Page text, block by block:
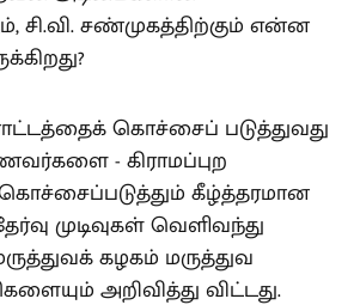
சி.வி. சண்முகத்திற்கும் என்ன
கொச்சைப் படுத்துவது
- கிராமப்புற
கீழ்த்தரமான
முடிவுகள் வெளிவந்து
கழகம் மருத்துவ
அறிவித்து விட்டது.